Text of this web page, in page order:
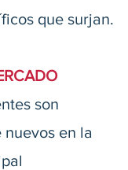
que surjan.
son
en la